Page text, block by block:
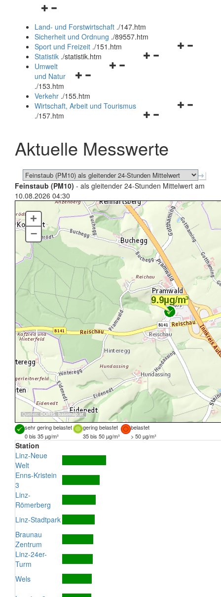
Navigationsmenü
und
schließen
Land- und Forstwirtschaft ./147.htm
Sicherheit und Ordnung ./89557.htm
Navigationsmenü
Sport und Freizeit ./151.htm
Navigationsmenü
Statistik ./statistik.htm
Navigationsmenü
und
schließen
Umwelt
und Natur
./153.htm
Verkehr ./155.htm
Navigationsmenü
schließen
Wirtschaft, Arbeit und Tourismus
./157.htm
Aktuelle Messwerte
Feinstaub (PM10) - als gleitender 24-Stunden Mittelwert am
10.08.2026 04:30
Quellen: DORIS, basemap.at
+
–
sehr gering belastet gering belastet
belastet
0 bis 35 µg/m³
35 bis 50 µg/m³ > 50 µg/m³
Station
Linz-Neue
Welt
Enns-Kristein
3
Linz-
Römerberg
Linz-Stadtpark
Braunau
Zentrum
Linz-24er-
Turm
Wels